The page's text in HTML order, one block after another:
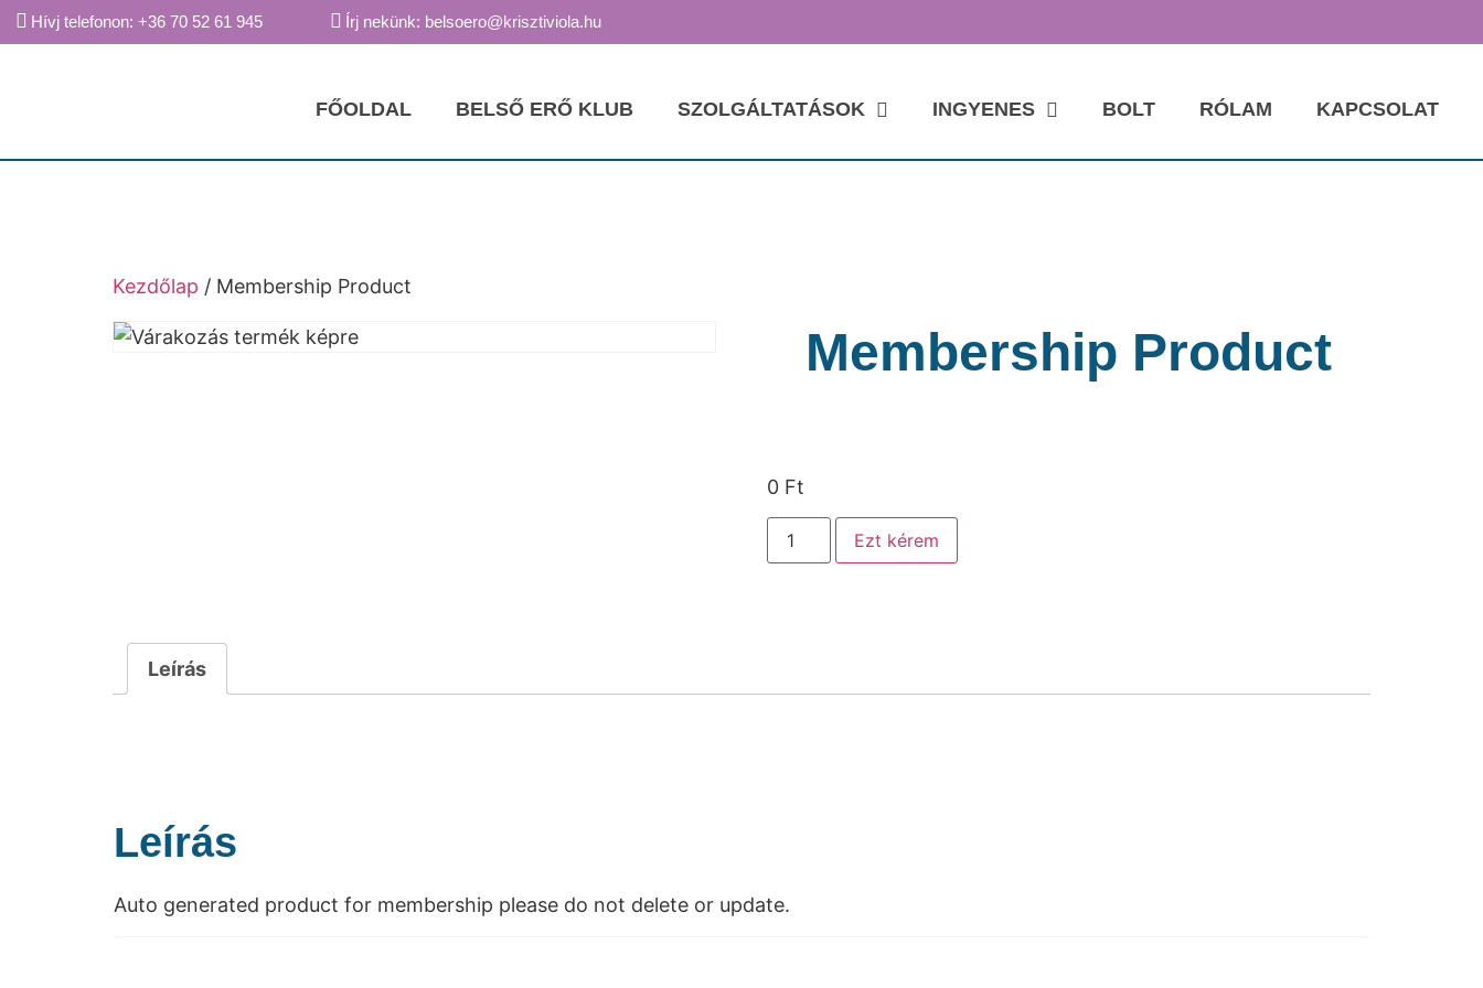
Hívj telefonon: +36 70 52 61 945 Írj nekünk: belsoero@krisztiviola.hu
FŐOLDAL BELSŐ ERŐ KLUB SZOLGÁLTATÁSOK INGYENES BOLT RÓLAM KAPCSOLAT
Kezdőlap / Membership Product
Membership Product
0 Ft
Ezt kérem
Leírás
Leírás
Auto generated product for membership please do not delete or update.